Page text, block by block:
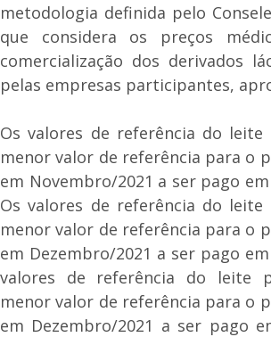
metodologia definida pelo
que considera os preços
comercialização dos derivados
pelas empresas participantes,
Os valores de referência do
menor valor de referência para o
em Novembro/2021 a ser pago
Os valores de referência do
menor valor de referência para o
em Dezembro/2021 a ser pago em
valores de referência do leite
menor valor de referência para o
em Dezembro/2021 a ser pago